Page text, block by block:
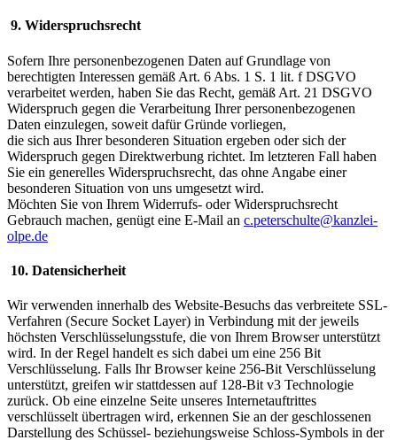
9. Widerspruchsrecht
Sofern Ihre personenbezogenen Daten auf Grundlage von
berechtigten Interessen gemäß Art. 6 Abs. 1 S. 1 lit. f DSGVO
verarbeitet werden, haben Sie das Recht, gemäß Art. 21 DSGVO
Widerspruch gegen die Verarbeitung Ihrer personenbezogenen
Daten einzulegen, soweit dafür Gründe vorliegen,
die sich aus Ihrer besonderen Situation ergeben oder sich der
Widerspruch gegen Direktwerbung richtet. Im letzteren Fall haben
Sie ein generelles Widerspruchsrecht, das ohne Angabe einer
besonderen Situation von uns umgesetzt wird.
Möchten Sie von Ihrem Widerrufs- oder Widerspruchsrecht
Gebrauch machen, genügt eine E-Mail an c.peterschulte@kanzlei-
olpe.de
10. Datensicherheit
Wir verwenden innerhalb des Website-Besuchs das verbreitete SSL-
Verfahren (Secure Socket Layer) in Verbindung mit der jeweils
höchsten Verschlüsselungsstufe, die von Ihrem Browser unterstützt
wird. In der Regel handelt es sich dabei um eine 256 Bit
Verschlüsselung. Falls Ihr Browser keine 256-Bit Verschlüsselung
unterstützt, greifen wir stattdessen auf 128-Bit v3 Technologie
zurück. Ob eine einzelne Seite unseres Internetauftrittes
verschlüsselt übertragen wird, erkennen Sie an der geschlossenen
Darstellung des Schüssel- beziehungsweise Schloss-Symbols in der